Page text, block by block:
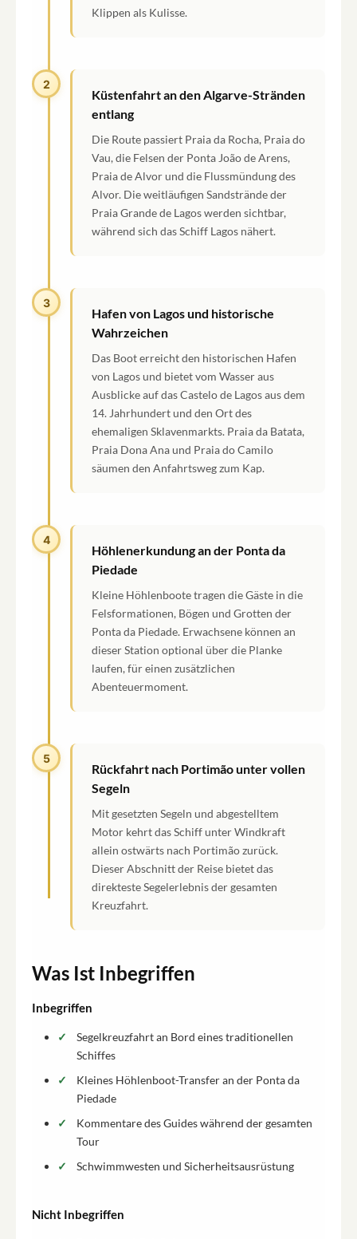
Klippen als Kulisse.
2
Küstenfahrt an den Algarve-Stränden
entlang
Die Route passiert Praia da Rocha, Praia do
Vau, die Felsen der Ponta João de Arens,
Praia de Alvor und die Flussmündung des
Alvor. Die weitläufigen Sandstrände der
Praia Grande de Lagos werden sichtbar,
während sich das Schiff Lagos nähert.
3
Hafen von Lagos und historische
Wahrzeichen
Das Boot erreicht den historischen Hafen
von Lagos und bietet vom Wasser aus
Ausblicke auf das Castelo de Lagos aus dem
14. Jahrhundert und den Ort des
ehemaligen Sklavenmarkts. Praia da Batata,
Praia Dona Ana und Praia do Camilo
säumen den Anfahrtsweg zum Kap.
4
Höhlenerkundung an der Ponta da
Piedade
Kleine Höhlenboote tragen die Gäste in die
Felsformationen, Bögen und Grotten der
Ponta da Piedade. Erwachsene können an
dieser Station optional über die Planke
laufen, für einen zusätzlichen
Abenteuermoment.
5
Rückfahrt nach Portimão unter vollen
Segeln
Mit gesetzten Segeln und abgestelltem
Motor kehrt das Schiff unter Windkraft
allein ostwärts nach Portimão zurück.
Dieser Abschnitt der Reise bietet das
direkteste Segelerlebnis der gesamten
Kreuzfahrt.
Was Ist Inbegriffen
Inbegriffen
Segelkreuzfahrt an Bord eines traditionellen
Schiffes
Kleines Höhlenboot-Transfer an der Ponta da
Piedade
Kommentare des Guides während der gesamten
Tour
Schwimmwesten und Sicherheitsausrüstung
Nicht Inbegriffen